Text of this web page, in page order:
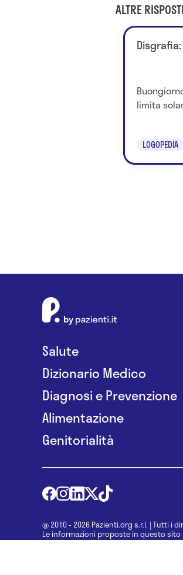
ALTRE
limita
LOGOPEDIA
Salute
Dizionario Medico
Diagnosi e Prevenzione
Alimentazione
Genitorialità
@ 2010 - 2026 Pazienti.org s.r.l. | Tutti i
Le informazioni proposte in questo
una diagnosi formulata dal medico.